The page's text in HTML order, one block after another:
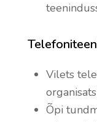
Vilets
Õpi